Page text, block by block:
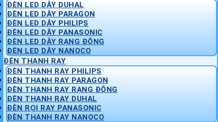
ĐÈN LED DÂY DUHAL
ĐÈN LED DÂY PARAGON
ĐÈN LED DÂY PHILIPS
ĐÈN LED DÂY PANASONIC
ĐÈN LED DÂY RẠNG ĐÔNG
ĐÈN LED DÂY NANOCO
ĐÈN THANH RAY
ĐÈN THANH RAY PHILIPS
ĐÈN THANH RAY PARAGON
ĐÈN THANH RAY RẠNG ĐÔNG
ĐÈN THANH RAY DUHAL
ĐÈN RỌI RAY PANASONIC
ĐÈN THANH RAY NANOCO